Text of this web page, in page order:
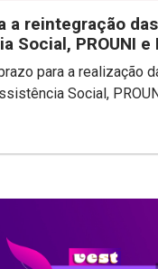
a reintegração
Social, PROUNI e
Social,